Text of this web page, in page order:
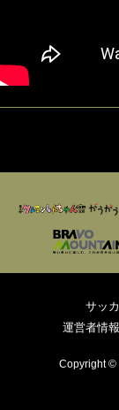
サッ
運営者情報
Copyright ©